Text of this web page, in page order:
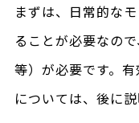
まずは、日常的な
ることが必要なの
等）が必要です。
については、後に説